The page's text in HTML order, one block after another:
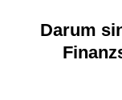
Darum